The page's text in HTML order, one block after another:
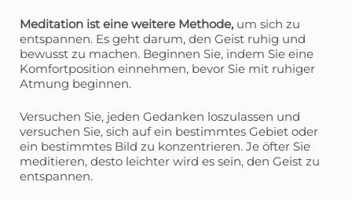
Meditation ist eine weitere Methode, um sich zu
entspannen. Es geht darum, den Geist ruhig und
bewusst zu machen. Beginnen Sie, indem Sie eine
Komfortposition einnehmen, bevor Sie mit ruhiger
Atmung beginnen.
Versuchen Sie, jeden Gedanken loszulassen und
versuchen Sie, sich auf ein bestimmtes Gebiet oder
ein bestimmtes Bild zu konzentrieren. Je öfter Sie
meditieren, desto leichter wird es sein, den Geist zu
entspannen.